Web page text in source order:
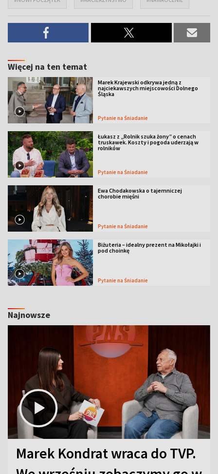
Więcej na ten temat
Marek Krajewski odkrywa jedną z
najciekawszych miejscowości Dolnego
Śląska
Pytanie na Śniadanie
Łukasz z „Rolnik szuka żony” o cenach
truskawek. Koszty i pogoda uderzają w
rolników
Pytanie na Śniadanie
Ewa Chodakowska o tajemniczej
chorobie mięśni
Pytanie na Śniadanie
Biżuteria – idealny prezent na Mikołajki i
pod choinkę
Pytanie na Śniadanie
Najnowsze
Marek Kondrat wraca do TVP.